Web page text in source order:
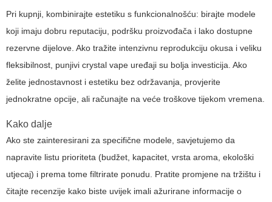
Pri kupnji, kombinirajte estetiku s funkcionalnošću: birajte modele
koji imaju dobru reputaciju, podršku proizvođača i lako dostupne
rezervne dijelove. Ako tražite intenzivnu reprodukciju okusa i veliku
fleksibilnost, punjivi crystal vape uređaji su bolja investicija. Ako
želite jednostavnost i estetiku bez održavanja, provjerite
jednokratne opcije, ali računajte na veće troškove tijekom vremena.
Kako dalje
Ako ste zainteresirani za specifične modele, savjetujemo da
napravite listu prioriteta (budžet, kapacitet, vrsta aroma, ekološki
utjecaj) i prema tome filtrirate ponudu. Pratite promjene na tržištu i
čitajte recenzije kako biste uvijek imali ažurirane informacije o